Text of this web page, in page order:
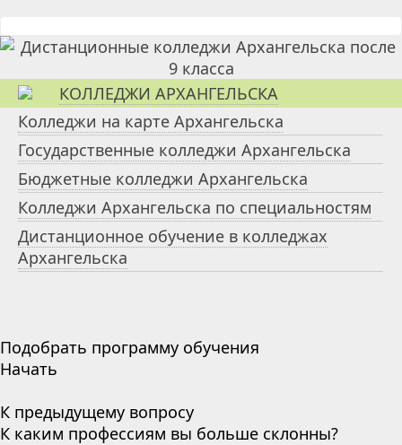
КОЛЛЕДЖИ АРХАНГЕЛЬСКА
Колледжи на карте Архангельска
Государственные колледжи Архангельска
Бюджетные колледжи Архангельска
Колледжи Архангельска по специальностям
Дистанционное обучение в колледжах
Архангельска
Подобрать программу обучения
Начать
К предыдущему вопросу
К каким профессиям вы больше склонны?